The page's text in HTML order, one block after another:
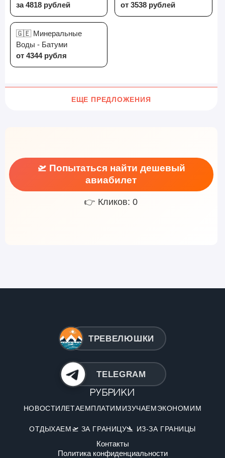
за 4818 рублей
от 3538 рублей
🇬🇪 Минеральные
Воды - Батуми
от 4344 рубля
ЕЩЕ ПРЕДЛОЖЕНИЯ
🛫 Попытаться найти дешевый
авиабилет
👉 Кликов: 0
ТРЕВЕЛЮШКИ
TELEGRAM
Рубрики
НОВОСТИЛЕТАЕМПЛАТИМИЗУЧАЕМЭКОНОМИМ
ОТДЫХАЕМ🛫 ЗА ГРАНИЦУ🛬 ИЗ-ЗА ГРАНИЦЫ
Контакты
Политика конфиденциальности